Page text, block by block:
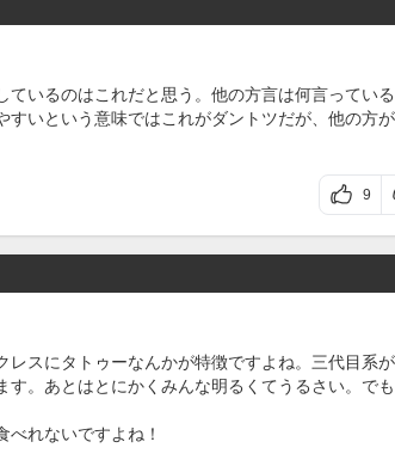
いるのはこれだと思う。他の方言は何言ってい
いという意味ではこれがダントツだが、他の方
9
スにタトゥーなんかが特徴ですよね。三代目系
。あとはとにかくみんな明るくてうるさい。で
れないですよね！